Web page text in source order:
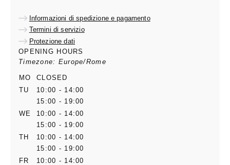
Informazioni di spedizione e pagamento
Termini di servizio
Protezione dati
OPENING HOURS
Timezone: Europe/Rome
MO
CLOSED
TU
10:00 - 14:00
15:00 - 19:00
WE
10:00 - 14:00
15:00 - 19:00
TH
10:00 - 14:00
15:00 - 19:00
FR
10:00 - 14:00